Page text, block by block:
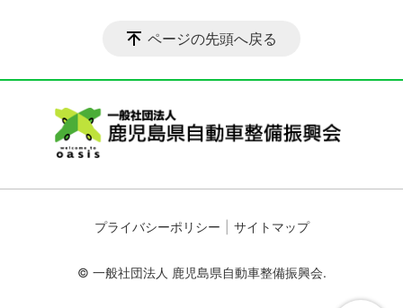
ページの先頭へ戻る
プライバシーポリシー サイトマップ
© 一般社団法人 鹿児島県自動車整備振興会.